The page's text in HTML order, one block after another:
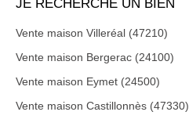
Vente maison Villeréal (47210)
Vente maison Bergerac (24100)
Vente maison Eymet (24500)
Vente maison Castillonnès (47330)